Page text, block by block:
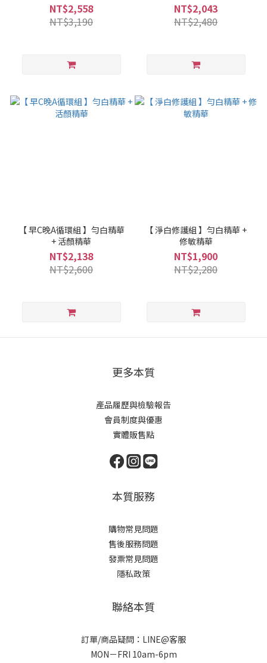
NT$2,558
NT$3,190
NT$2,043
NT$2,480
【 早C晚A循環組 】勻白精華
+ 活顏精華
NT$2,138
NT$2,600
【 淨白修護組 】勻白精華 +
修敏精華
NT$1,900
NT$2,280
更多本質
產品履歷與檢驗報告
會員制度與優惠
實體販售點
本質服務
購物常見問題
售後服務問題
發票常見問題
隱私政策
聯絡本質
訂單/商品疑問：LINE@客服
MON－FRI 10am-6pm